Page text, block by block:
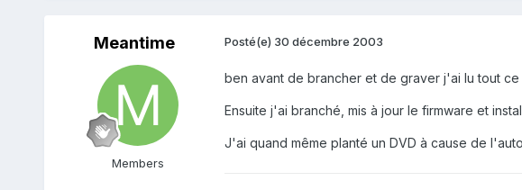
Meantime
Members
Posté(e) 30 décembre 2003
ben avant de brancher et de graver j'ai lu tout ce
Ensuite j'ai branché, mis à jour le firmware et
J'ai quand même planté un DVD à cause de